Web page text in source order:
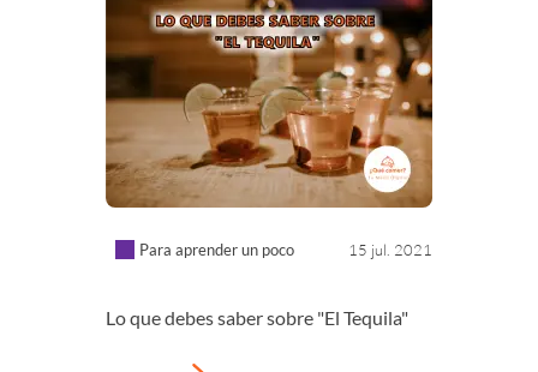
Para aprender un poco 15 jul. 2021
Lo que debes saber sobre "El Tequila"